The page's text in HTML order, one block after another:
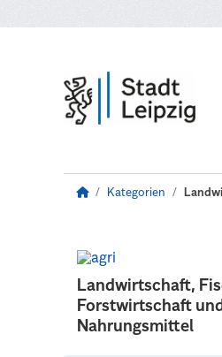
Kategorien
Landwirtschaft,
Forstwirtschaft und
Nahrungsmittel